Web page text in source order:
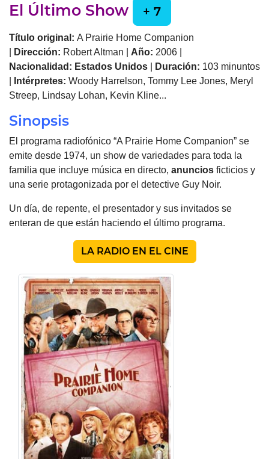
El Último Show + 7
Título original: A Prairie Home Companion
Dirección: Robert Altman | Año: 2006 |
Nacionalidad: Estados Unidos Duración: 103 minuntos
Intérpretes: Woody Harrelson, Tommy Lee Jones, Meryl
Streep, Lindsay Lohan, Kevin Kline...
Sinopsis
El programa radiofónico “A Prairie Home Companion” se
emite desde 1974, un show de variedades para toda la
familia que incluye música en directo, anuncios ficticios y
una serie protagonizada por el detective Guy Noir.
Un día, de repente, el presentador y sus invitados se
enteran de que están haciendo el último programa.
LA RADIO EN EL CINE